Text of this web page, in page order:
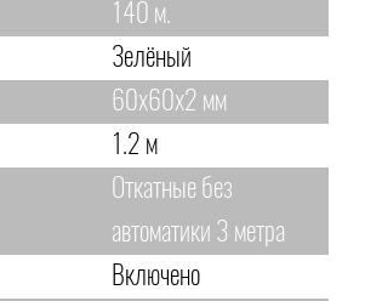
140 м.
Зелёный
60х60х2 мм
1.2 м
Откатные без
автоматики 3 метра
Включено